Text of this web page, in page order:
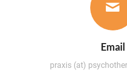
Email
praxis (at)